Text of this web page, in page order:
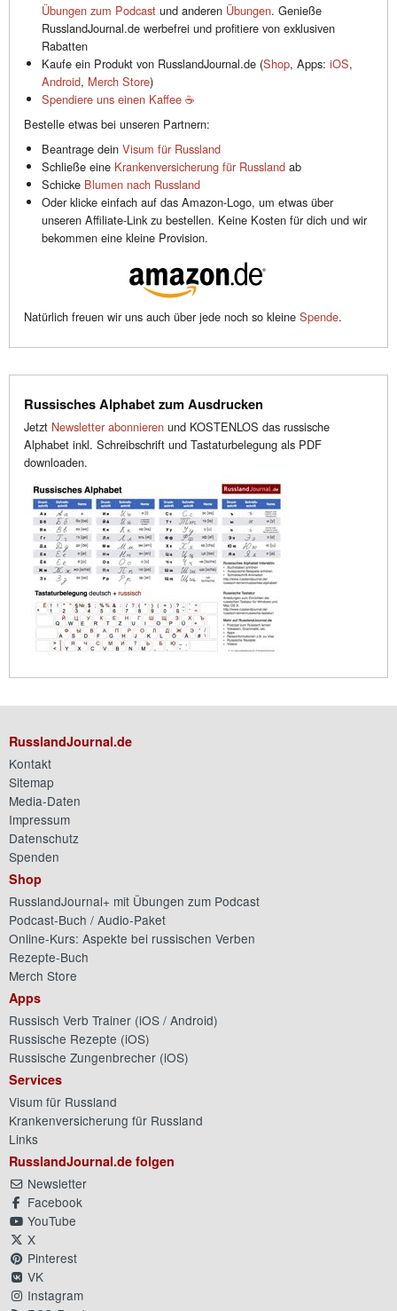
Übungen zum Podcast und anderen Übungen. Genieße
RusslandJournal.de werbefrei und profitiere von exklusiven
Rabatten
Kaufe ein Produkt von RusslandJournal.de (Shop, Apps: iOS,
Android, Merch Store)
Spendiere uns einen Kaffee ☕️
Bestelle etwas bei unseren Partnern:
Beantrage dein Visum für Russland
Schließe eine Krankenversicherung für Russland ab
Schicke Blumen nach Russland
Oder klicke einfach auf das Amazon-Logo, um etwas über
unseren Affiliate-Link zu bestellen. Keine Kosten für dich und wir
bekommen eine kleine Provision.
Natürlich freuen wir uns auch über jede noch so kleine Spende.
Russisches Alphabet zum Ausdrucken
Jetzt Newsletter abonnieren und KOSTENLOS das russische
Alphabet inkl. Schreibschrift und Tastaturbelegung als PDF
downloaden.
RusslandJournal.de
Kontakt
Sitemap
Media-Daten
Impressum
Datenschutz
Spenden
Shop
RusslandJournal+ mit Übungen zum Podcast
Podcast-Buch / Audio-Paket
Online-Kurs: Aspekte bei russischen Verben
Rezepte-Buch
Merch Store
Apps
Russisch Verb Trainer (iOS / Android)
Russische Rezepte (iOS)
Russische Zungenbrecher (iOS)
Services
Visum für Russland
Krankenversicherung für Russland
Links
RusslandJournal.de folgen
Newsletter
Facebook
YouTube
X
Pinterest
VK
Instagram